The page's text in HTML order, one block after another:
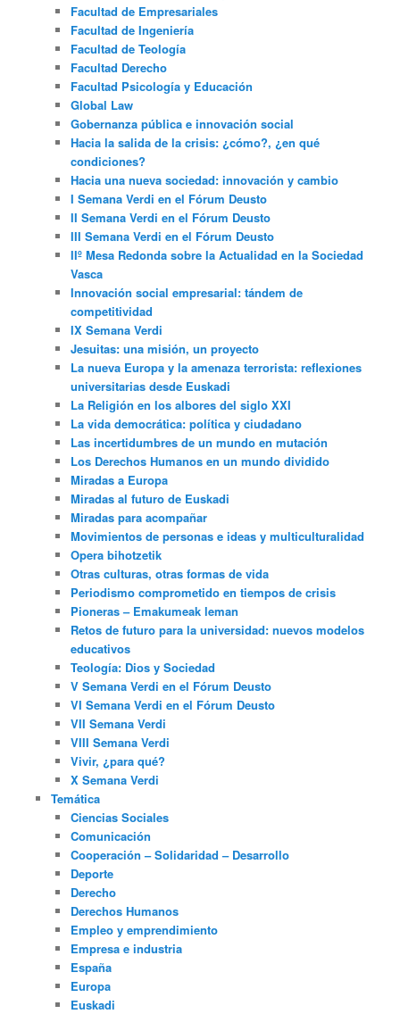
Facultad de Empresariales
Facultad de Ingeniería
Facultad de Teología
Facultad Derecho
Facultad Psicología y Educación
Global Law
Gobernanza pública e innovación social
Hacia la salida de la crisis: ¿cómo?, ¿en qué
condiciones?
Hacia una nueva sociedad: innovación y cambio
I Semana Verdi en el Fórum Deusto
II Semana Verdi en el Fórum Deusto
III Semana Verdi en el Fórum Deusto
IIº Mesa Redonda sobre la Actualidad en la Sociedad
Vasca
Innovación social empresarial: tándem de
competitividad
IX Semana Verdi
Jesuitas: una misión, un proyecto
La nueva Europa y la amenaza terrorista: reflexiones
universitarias desde Euskadi
La Religión en los albores del siglo XXI
La vida democrática: política y ciudadano
Las incertidumbres de un mundo en mutación
Los Derechos Humanos en un mundo dividido
Miradas a Europa
Miradas al futuro de Euskadi
Miradas para acompañar
Movimientos de personas e ideas y multiculturalidad
Opera bihotzetik
Otras culturas, otras formas de vida
Periodismo comprometido en tiempos de crisis
Pioneras – Emakumeak leman
Retos de futuro para la universidad: nuevos modelos
educativos
Teología: Dios y Sociedad
V Semana Verdi en el Fórum Deusto
VI Semana Verdi en el Fórum Deusto
VII Semana Verdi
VIII Semana Verdi
Vivir, ¿para qué?
X Semana Verdi
Temática
Ciencias Sociales
Comunicación
Cooperación – Solidaridad – Desarrollo
Deporte
Derecho
Derechos Humanos
Empleo y emprendimiento
Empresa e industria
España
Europa
Euskadi